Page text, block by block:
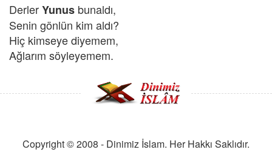
DerlerYunus bunaldı,
Senin gönlün kim aldı?
Hiç kimseye diyemem,
Ağlarım söyleyemem.
Copyright © 2008 - Dinimiz İslam. Her Hakkı Saklıdır.